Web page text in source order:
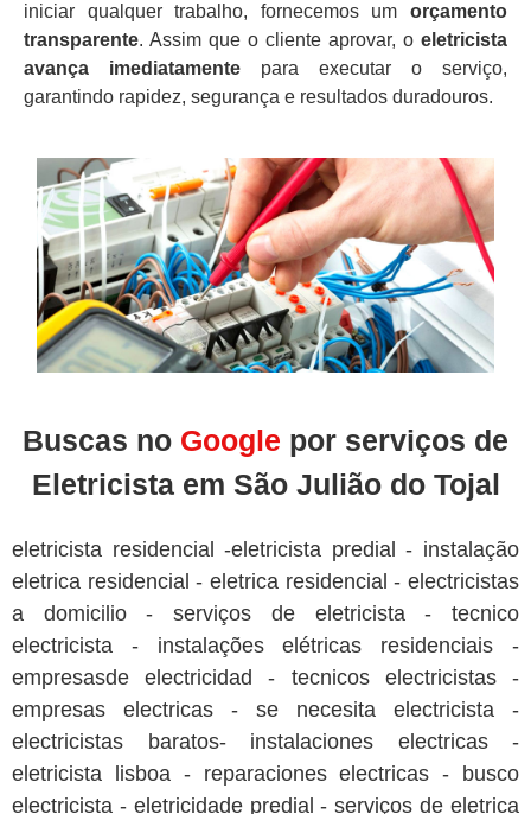
iniciar qualquer trabalho, fornecemos um orçamento
transparente. Assim que o cliente aprovar, o eletricista
avança imediatamente para executar o serviço,
garantindo rapidez, segurança e resultados duradouros.
Buscas no Google por serviços de
Eletricista em São Julião do Tojal
eletricista residencial -eletricista predial - instalação
eletrica residencial - eletrica residencial - electricistas
a domicilio - serviços de eletricista - tecnico
electricista - instalações elétricas residenciais -
empresasde electricidad - tecnicos electricistas -
empresas electricas - se necesita electricista -
electricistas baratos- instalaciones electricas -
eletricista lisboa - reparaciones electricas - busco
electricista - eletricidade predial - serviços de eletrica